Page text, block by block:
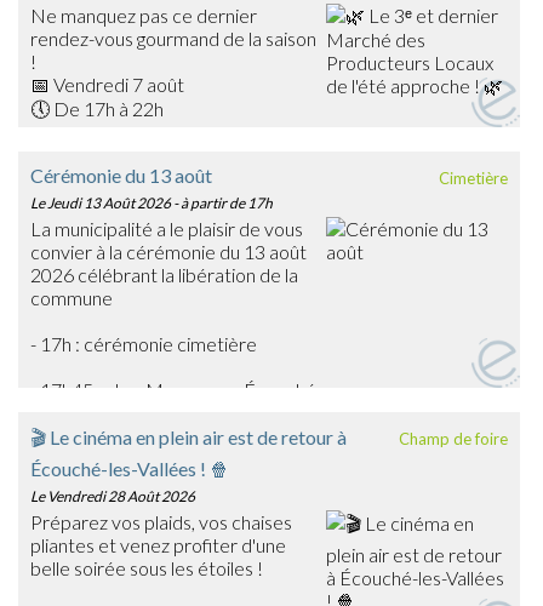
Ne manquez pas ce dernier
rendez-vous gourmand de la saison
!
📅 Vendredi 7 août
🕔 De 17h à 22h
savoir-faire et faire le plein de produits frais, artisanaux et
de saison : confitures, boissons, œufs, légumes,
gourmandises… et bien d'autres trésors du terroir !
🎶 La soirée sera également animée en musique par
Emmanuel Toutain, pour une ambiance festive et
chaleureuse.
un agréable moment en famille ou entre amis et soutenir
➡️ On vous attend nombreux pour clôturer en beauté
cette belle saison des marchés !
Cimetière
Cérémonie du 13 août
Le Jeudi 13 Août 2026- à partir de 17h
La municipalité a le plaisir de vous
convier à la cérémonie du 13 août
2026 célébrant la libération de la
commune
- 17h : cérémonie cimetière
- 17h45 : char Massaoua - Écouché
Champ de foire
🎬 Le cinéma en plein air est de retour à
Écouché-les-Vallées ! 🍿
Le Vendredi 28 Août 2026
Préparez vos plaids, vos chaises
pliantes et venez profiter d'une
belle soirée sous les étoiles !